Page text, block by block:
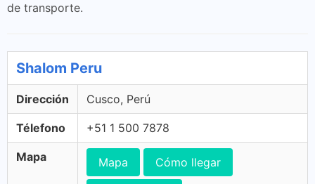
de transporte.
Shalom Peru
Dirección Cusco, Perú
Télefono +51 1 500 7878
Mapa Mapa Cómo llegar